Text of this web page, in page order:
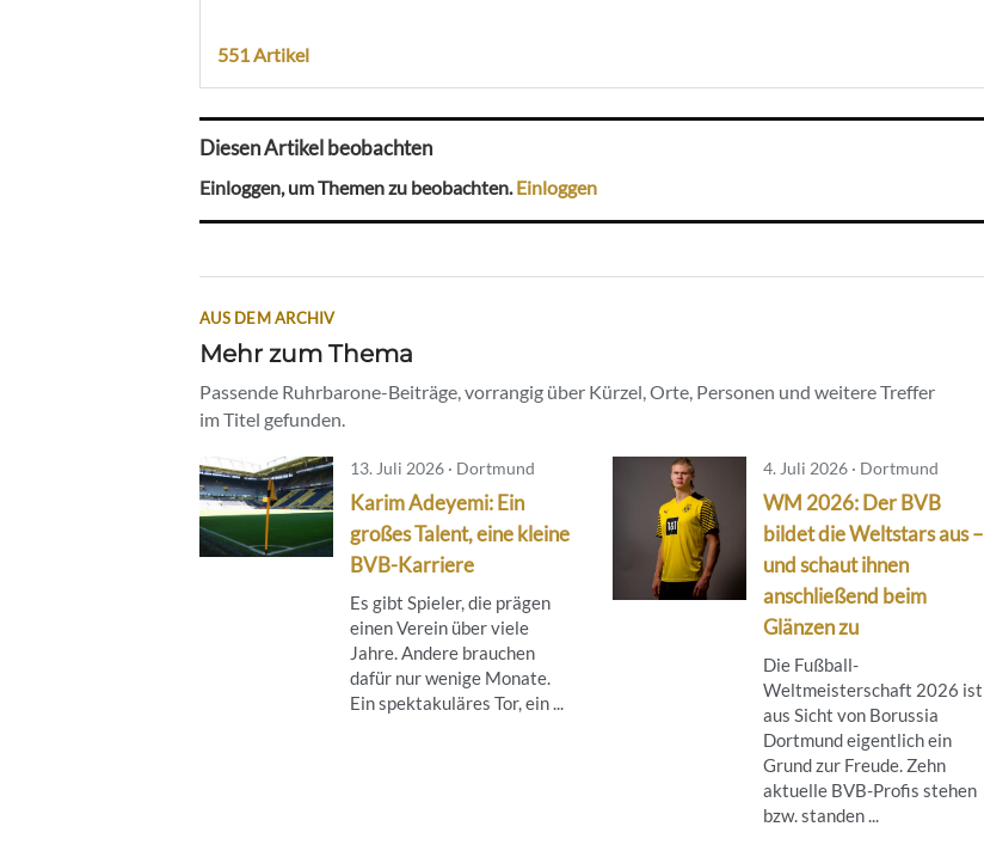
551 Artikel
Diesen Artikel beobachten
Einloggen, um Themen zu beobachten.Einloggen
AUS DEM ARCHIV
Mehr zum Thema
Passende Ruhrbarone-Beiträge, vorrangig über Kürzel, Orte, Personen und weitere Treffer
im Titel gefunden.
13. Juli 2026 · Dortmund
Karim Adeyemi: Ein
großes Talent, eine kleine
BVB-Karriere
Es gibt Spieler, die prägen
einen Verein über viele
Jahre. Andere brauchen
dafür nur wenige Monate.
Ein spektakuläres Tor, ein ...
4. Juli 2026 · Dortmund
WM 2026: Der BVB
bildet die Weltstars aus –
und schaut ihnen
anschließend beim
Glänzen zu
Die Fußball-
Weltmeisterschaft 2026 ist
aus Sicht von Borussia
Dortmund eigentlich ein
Grund zur Freude. Zehn
aktuelle BVB-Profis stehen
bzw. standen ...